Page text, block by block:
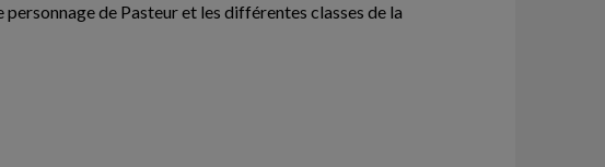
de Pasteur et les différentes classes de la